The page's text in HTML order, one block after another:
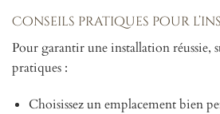
Conseils pratiques pour
Pour garantir une installation réussie,
pratiques :
Choisissez un emplacement bien